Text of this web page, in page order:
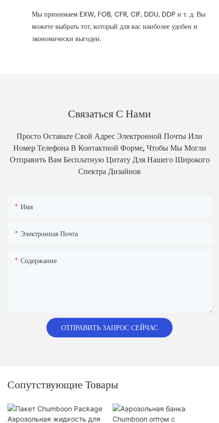
Мы принимаем EXW, FOB, CFR, CIF, DDU, DDP и т. д. Вы
можете выбрать тот, который для вас наиболее удобен и
экономически выгоден.
Связаться С Нами
Просто Оставьте Свой Адрес Электронной Почты Или
Номер Телефона В Контактной Форме, Чтобы Мы Могли
Отправить Вам Бесплатную Цитату Для Нашего Широкого
Спектра Дизайнов
Имя
Электронная Почта
Содержание
ОТПРАВИТЬ ЗАПРОС СЕЙЧАС
Сопутствующие Товары